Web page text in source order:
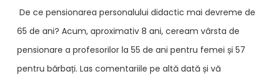
De ce pensionarea personalului didactic mai devreme de
65 de ani? Acum, aproximativ 8 ani, ceream vârsta de
pensionare a profesorilor la 55 de ani pentru femei și 57
pentru bărbați. Las comentariile pe altă dată și vă